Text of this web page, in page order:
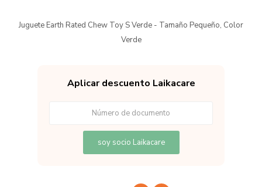
Juguete Earth Rated Chew Toy S Verde - Tamaño Pequeño, Color
Verde
Aplicar descuento Laikacare
soy socio Laikacare